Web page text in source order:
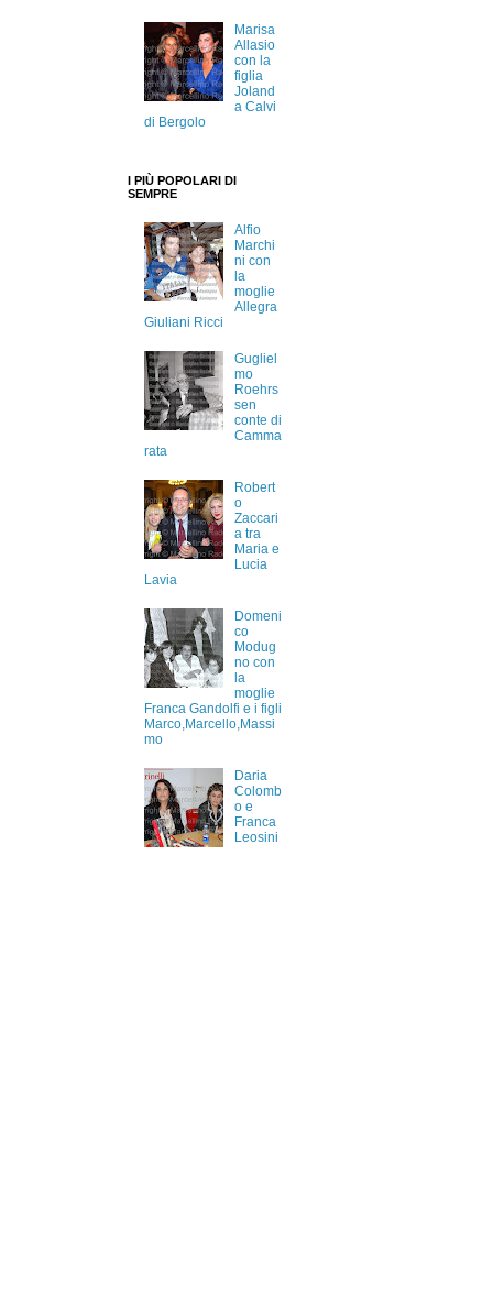
Marisa
Allasio
con la
figlia
Joland
a Calvi
di Bergolo
I PIÙ POPOLARI DI
SEMPRE
Alfio
Marchi
ni con
la
moglie
Allegra
Giuliani Ricci
Gugliel
mo
Roehrs
sen
conte di
Camma
rata
Robert
o
Zaccari
a tra
Maria e
Lucia
Lavia
Domeni
co
Modug
no con
la
moglie
Franca Gandolfi e i figli
Marco,Marcello,Massi
mo
Daria
Colomb
o e
Franca
Leosini